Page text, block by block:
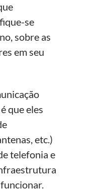
se
sobre as
em seu
que eles
etc.)
telefonia e